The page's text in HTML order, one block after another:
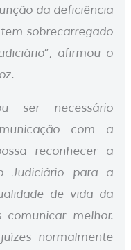
da deficiência
sobrecarregado
afirmou o
ser necessário
com a
reconhecer a
Judiciário para a
de vida da
comunicar melhor.
normalmente